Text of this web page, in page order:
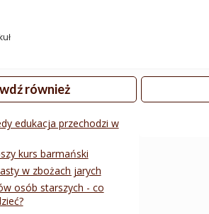
również
edukacja przechodzi w
kurs barmański
w zbożach jarych
osób starszych - co